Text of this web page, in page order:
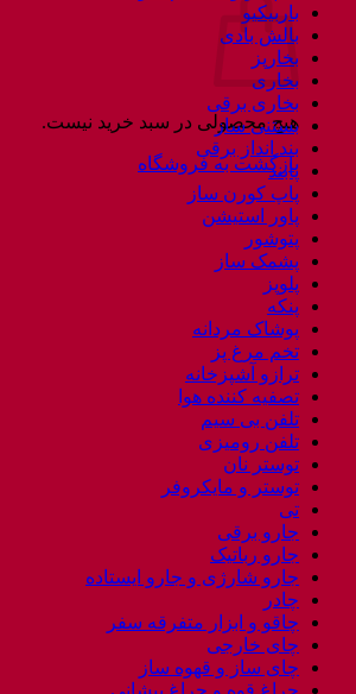
هیچ محصولی در سبد خرید نیست.
بازگشت به فروشگاه
باربیکیو
بالش بادی
بخارپز
بخاری
بخاری برقی
بستنی ساز
بند انداز برقی
پابند
پاپ کورن ساز
پاور استیشن
پتوشور
پشمک ساز
پلوپز
پنکه
پوشاک مردانه
تخم مرغ پز
ترازو آشپزخانه
تصفیه کننده هوا
تلفن بی سیم
تلفن رومیزی
توستر نان
توستر و مایکروفر
تی
جارو برقی
جارو رباتیک
جارو شارژی و جارو ایستاده
چادر
چاقو و ابزار متفرقه سفر
چای خارجی
چای ساز و قهوه ساز
چراغ قوه و چراغ پیشانی